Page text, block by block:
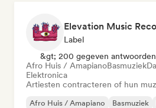
Elevation Music
Label
&gt; 200 gegeven antwoorden
Afro Huis / AmapianoBasmuziek
Elektronica
Artiesten contracteren of hun
Afro Huis / Amapiano Basmuziek